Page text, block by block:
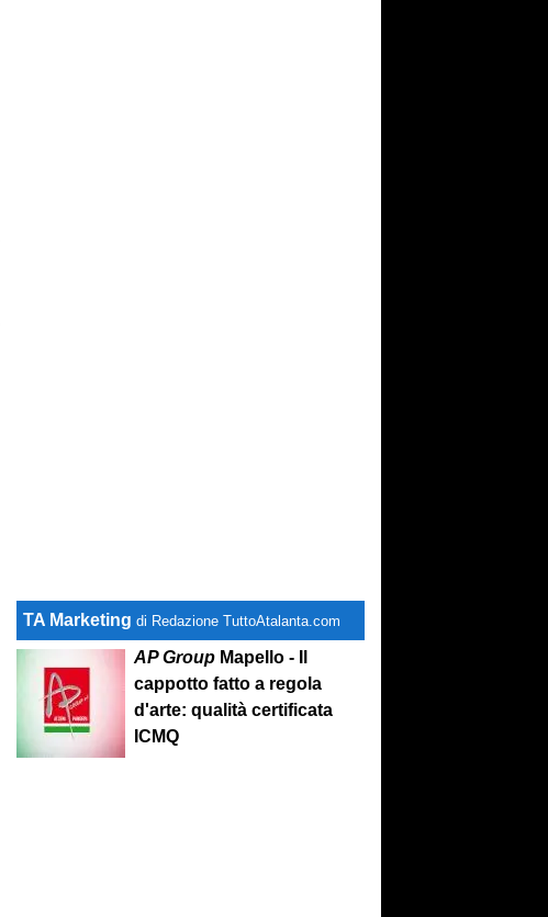
TA Marketing di Redazione TuttoAtalanta.com
AP Group Mapello - Il
cappotto fatto a regola
d'arte: qualità certificata
ICMQ